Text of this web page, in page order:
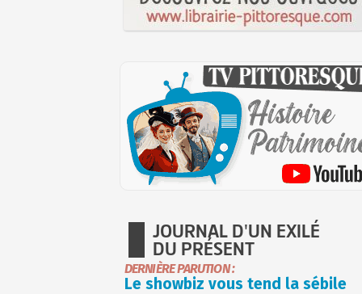
JOURNAL D'UN EXILÉ
DU PRÉSENT
DERNIÈRE PARUTION :
Le showbiz vous tend la sébile